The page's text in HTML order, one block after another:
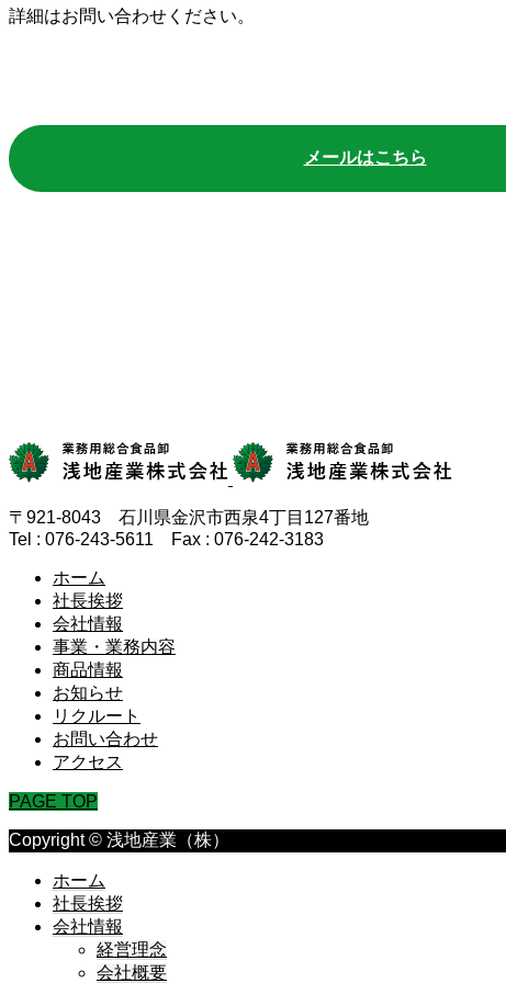
詳細はお問い合わせください。
メールはこちら
〒921-8043 石川県金沢市西泉4丁目127番地
Tel : 076-243-5611 Fax : 076-242-3183
ホーム
社長挨拶
会社情報
事業・業務内容
商品情報
お知らせ
リクルート
お問い合わせ
アクセス
PAGE TOP
Copyright © 浅地産業（株）
ホーム
社長挨拶
会社情報
経営理念
会社概要